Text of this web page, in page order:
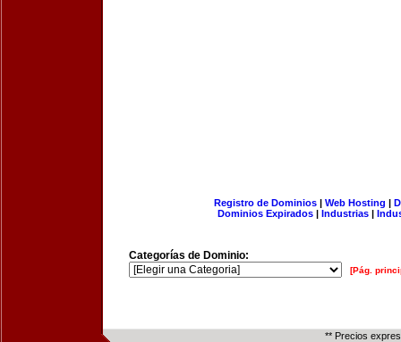
Registro de Dominios| Web Hosting |
Dominios Expirados | Industrias |
Categorías de Dominio:
[Pág.
** Precios